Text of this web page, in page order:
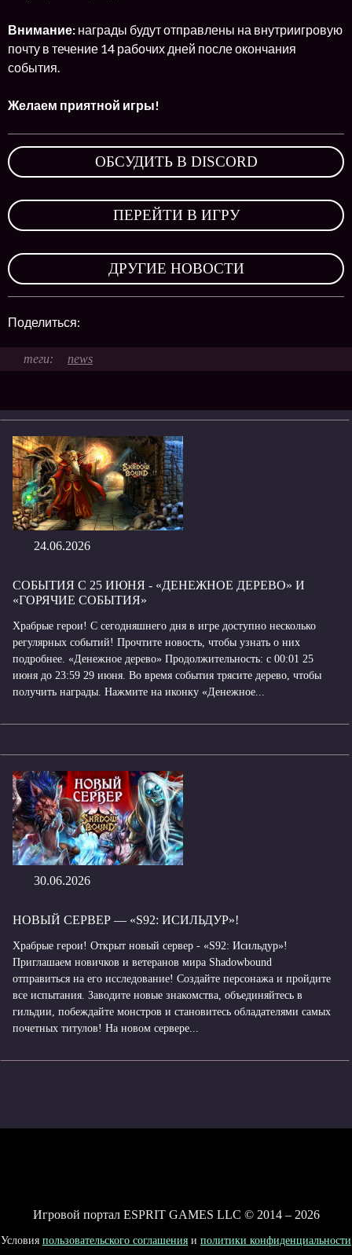
Внимание: награды будут отправлены на внутриигровую
почту в течение 14 рабочих дней после окончания
события.
Желаем приятной игры!
ОБСУДИТЬ В DISCORD
ПЕРЕЙТИ В ИГРУ
ДРУГИЕ НОВОСТИ
Поделиться:
news
24.06.2026
СОБЫТИЯ С 25 ИЮНЯ - «ДЕНЕЖНОЕ ДЕРЕВО» И
«ГОРЯЧИЕ СОБЫТИЯ»
Храбрые герои! С сегодняшнего дня в игре доступно несколько
регулярных событий! Прочтите новость, чтобы узнать о них
подробнее. «Денежное дерево» Продолжительность: с 00:01 25
июня до 23:59 29 июня. Во время события трясите дерево, чтобы
получить награды. Нажмите на иконку «Денежное...
30.06.2026
НОВЫЙ СЕРВЕР — «S92: ИСИЛЬДУР»!
Храбрые герои! Открыт новый сервер - «S92: Исильдур»!
Приглашаем новичков и ветеранов мира Shadowbound
отправиться на его исследование! Создайте персонажа и пройдите
все испытания. Заводите новые знакомства, объединяйтесь в
гильдии, побеждайте монстров и становитесь обладателями самых
почетных титулов! На новом сервере...
Игровой портал ESPRIT GAMES LLC © 2014 – 2026
Условия пользовательского соглашения и политики конфиденциальности